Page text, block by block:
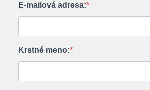
E-mailová adresa:
Krstné meno: